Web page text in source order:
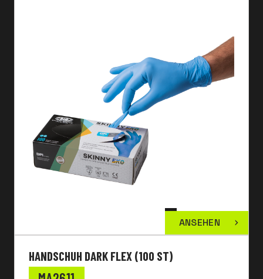
ANSEHEN
HANDSCHUH DARK FLEX (100 ST)